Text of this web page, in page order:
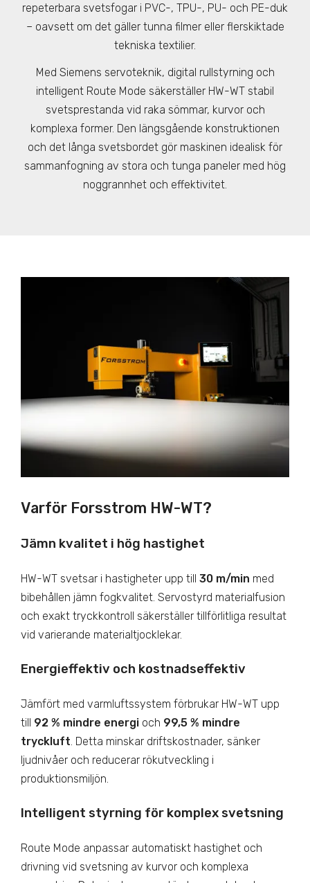
repeterbara svetsfogar i PVC-, TPU-, PU- och PE-duk
– oavsett om det gäller tunna filmer eller flerskiktade
tekniska textilier.
Med Siemens servoteknik, digital rullstyrning och
intelligent Route Mode säkerställer HW-WT stabil
svetsprestanda vid raka sömmar, kurvor och
komplexa former. Den längsgående konstruktionen
och det långa svetsbordet gör maskinen idealisk för
sammanfogning av stora och tunga paneler med hög
noggrannhet och effektivitet.
Varför Forsstrom HW-WT?
Jämn kvalitet i hög hastighet
HW-WT svetsar i hastigheter upp till 30 m/min med
bibehållen jämn fogkvalitet. Servostyrd materialfusion
och exakt tryckkontroll säkerställer tillförlitliga resultat
vid varierande materialtjocklekar.
Energieffektiv och kostnadseffektiv
Jämfört med varmluftssystem förbrukar HW-WT upp
till 92 % mindre energi och 99,5 % mindre
tryckluft. Detta minskar driftskostnader, sänker
ljudnivåer och reducerar rökutveckling i
produktionsmiljön.
Intelligent styrning för komplex svetsning
Route Mode anpassar automatiskt hastighet och
drivning vid svetsning av kurvor och komplexa